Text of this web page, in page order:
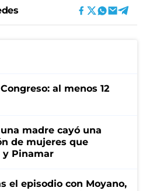
al menos 12
madre cayó una
de mujeres que
y Pinamar
el episodio con Moyano,